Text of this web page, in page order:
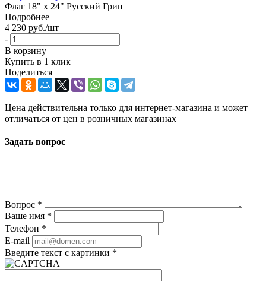
Флаг 18" х 24" Русский Грип
Подробнее
4 230 руб./шт
-
+
В корзину
Купить в 1 клик
Поделиться
Цена действительна только для интернет-магазина и может
отличаться от цен в розничных магазинах
Задать вопрос
Вопрос *
Ваше имя *
Телефон *
E-mail
Введите текст с картинки *